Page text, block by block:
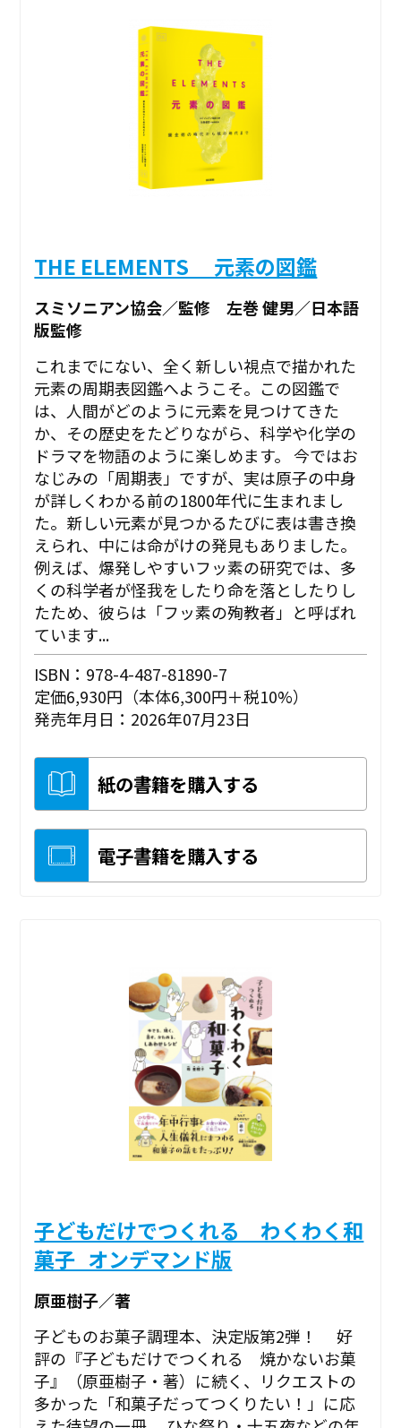
THE ELEMENTS 元素の図鑑
スミソニアン協会／監修 左巻 健男／日本語
版監修
これまでにない、全く新しい視点で描かれた
元素の周期表図鑑へようこそ。この図鑑で
は、人間がどのように元素を見つけてきた
か、その歴史をたどりながら、科学や化学の
ドラマを物語のように楽しめます。 今ではお
なじみの「周期表」ですが、実は原子の中身
が詳しくわかる前の1800年代に生まれまし
た。新しい元素が見つかるたびに表は書き換
えられ、中には命がけの発見もありました。
例えば、爆発しやすいフッ素の研究では、多
くの科学者が怪我をしたり命を落としたりし
たため、彼らは「フッ素の殉教者」と呼ばれ
ています...
ISBN：978-4-487-81890-7
定価6,930円（本体6,300円＋税10%）
発売年月日：2026年07月23日
紙の書籍を購入する
電子書籍を購入する
子どもだけでつくれる わくわく和
菓子_オンデマンド版
原亜樹子／著
子どものお菓子調理本、決定版第2弾！ 好
評の『子どもだけでつくれる 焼かないお菓
子』（原亜樹子・著）に続く、リクエストの
多かった「和菓子だってつくりたい！」に応